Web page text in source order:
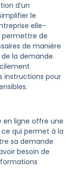
d’un
le
elle-
permettre de
de manière
la demande.
instructions pour
en ligne offre une
qui permet à la
sa demande
besoin de